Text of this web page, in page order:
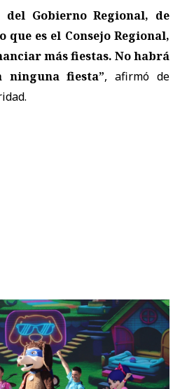
Gobierno Regional, de
que es el Consejo Regional,
más fiestas. No habrá
ninguna fiesta”, afirmó de